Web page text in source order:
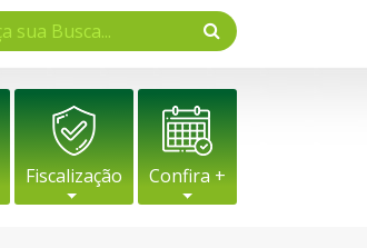
Fiscalização Confira +